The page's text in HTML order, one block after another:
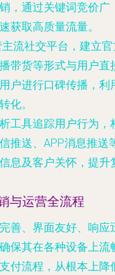
，通过关键词竞价广
获取高质量流量。
主流社交平台，建立
带货等形式与用户直
户进行口碑传播，利
化。
工具追踪用户行为，
推送、APP消息推送
息及客户关怀，提升
与运营全流程
善、界面友好、响应
保其在各种设备上流
付流程，从根本上降